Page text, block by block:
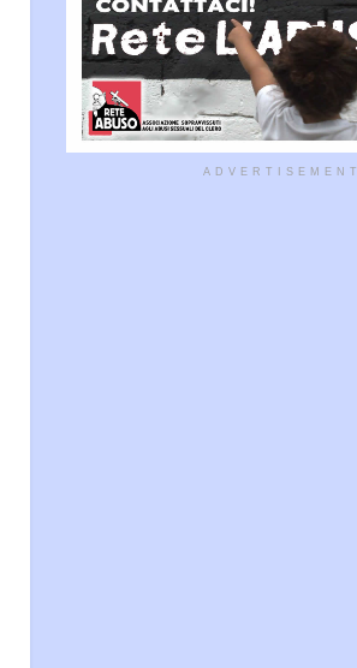
ADVERTISEMENT